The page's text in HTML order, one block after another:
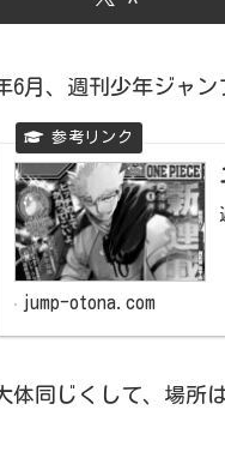
6月、週刊少年ジャ
jump-otona.com
体同じくして、場所